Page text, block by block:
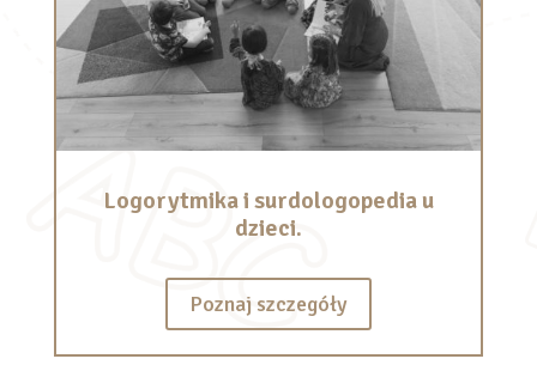
Logorytmika i surdologopedia u
dzieci.
Poznaj szczegóły